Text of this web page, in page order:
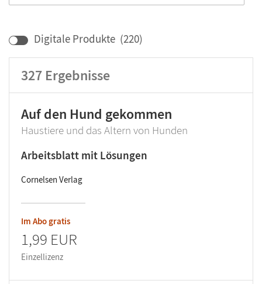
Digitale Produkte (220)
327 Ergebnisse
Auf den Hund gekommen
Haustiere und das Altern von Hunden
Arbeitsblatt mit Lösungen
Cornelsen Verlag
Im Abo gratis
1,99 EUR
Einzellizenz